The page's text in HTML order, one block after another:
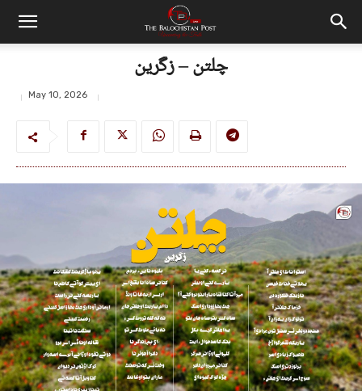
چلتن – زگرین
May 10, 2026